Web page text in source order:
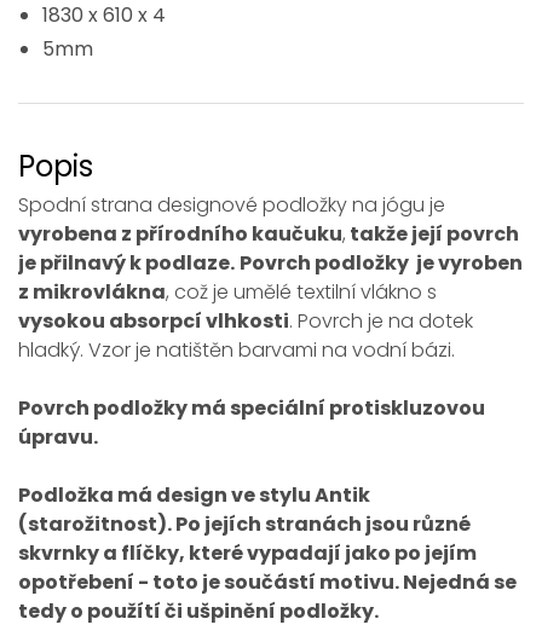
1830 x 610 x 4
5mm
Popis
Spodní strana designové podložky na jógu je
vyrobena z přírodního kaučuku, takže její povrch
je přilnavý k podlaze. Povrch podložky je vyroben
z mikrovlákna, což je umělé textilní vlákno s
vysokou absorpcí vlhkosti. Povrch je na dotek
hladký. Vzor je natištěn barvami na vodní bázi.
Povrch podložky má speciální protiskluzovou
úpravu.
Podložka má design ve stylu Antik
(starožitnost). Po jejích stranách jsou různé
skvrnky a flíčky, které vypadají jako po jejím
opotřebení - toto je součástí motivu. Nejedná se
tedy o použítí či ušpinění podložky.